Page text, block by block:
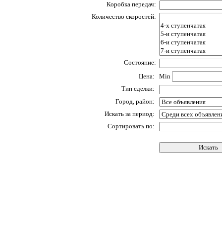
Коробка передач:
Количество скоростей:
Состояние:
Цена:
Min
Тип сделки:
Город, район:
Искать за период:
Сортировать по: